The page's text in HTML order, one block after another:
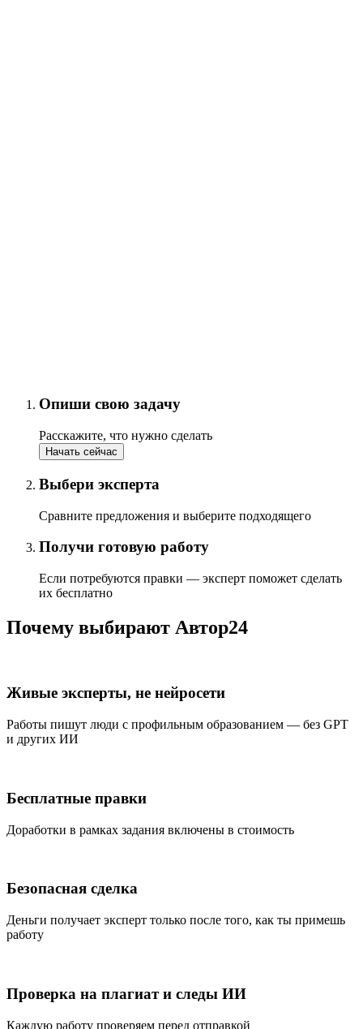
Опиши свою задачу
Расскажите, что нужно сделать
Начать сейчас
Выбери эксперта
Сравните предложения и выберите подходящего
Получи готовую работу
Если потребуются правки — эксперт поможет сделать
их бесплатно
Почему выбирают Автор24
Живые эксперты, не нейросети
Работы пишут люди с профильным образованием — без GPT
и других ИИ
Бесплатные правки
Доработки в рамках задания включены в стоимость
Безопасная сделка
Деньги получает эксперт только после того, как ты примешь
работу
Проверка на плагиат и следы ИИ
Каждую работу проверяем перед отправкой